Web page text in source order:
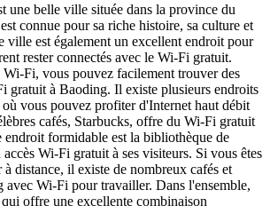
une belle ville située dans la province du
connue pour sa riche histoire, sa culture et
ville est également un excellent endroit pour
rester connectés avec le Wi-Fi gratuit.
Wi-Fi, vous pouvez facilement trouver des
gratuit à Baoding. Il existe plusieurs endroits
vous pouvez profiter d'Internet haut débit
cafés, Starbucks, offre du Wi-Fi gratuit
endroit formidable est la bibliothèque de
Wi-Fi gratuit à ses visiteurs. Si vous êtes
distance, il existe de nombreux cafés et
avec Wi-Fi pour travailler. Dans l'ensemble,
offre une excellente combinaison